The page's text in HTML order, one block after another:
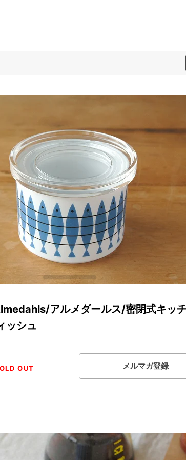
Almedahls/アルメダールス/密閉式キッ
ッシュ
OUT メルマガ登録